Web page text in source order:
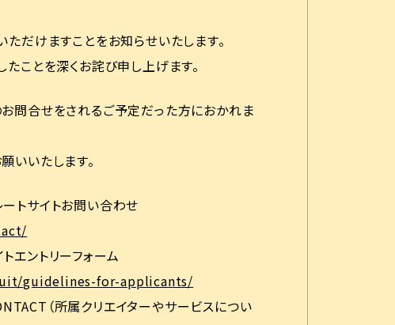
だけますことをお知らせいたします。
ことを深くお詫び申し上げます。
問合せをされるご予定だった方におかれま
いいたします。
トサイトお問い合わせ
ントリーフォーム
guidelines-for-applicants/
（所属クリエイターやサービスについ